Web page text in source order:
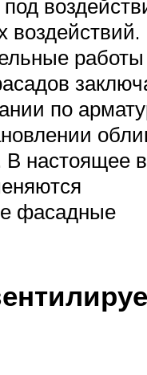
воздействий.
по
В настоящее
фасадные